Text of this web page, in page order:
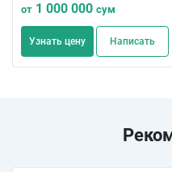
от 1 000 000 сум
Узнать цену Написать